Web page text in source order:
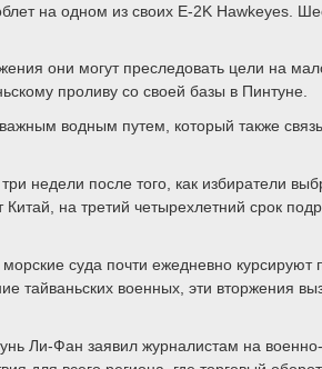
на одном из своих E-2K Hawkeyes.
они могут преследовать цели на
проливу со своей базы в Пинтуне.
водным путем, который также
недели после того, как избиратели
на третий четырехлетний срок
суда почти ежедневно
тайваньских военных, эти вторжения
Ли-Фан заявил журналистам на